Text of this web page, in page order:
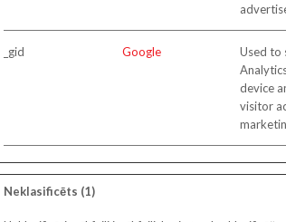
_gid Google
Used to
device
visitor
Neklasificēts (1)